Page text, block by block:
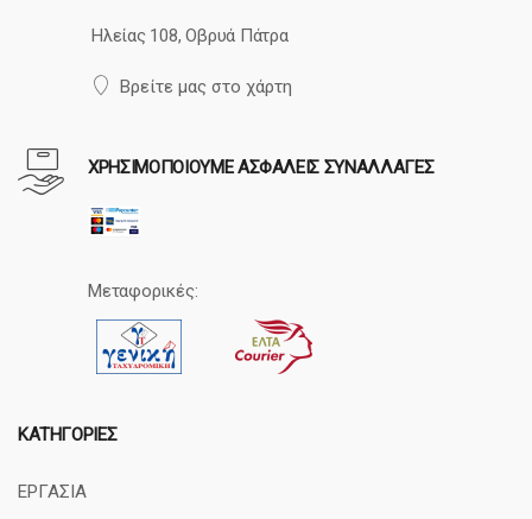
Ηλείας 108, Οβρυά Πάτρα
Βρείτε μας στο χάρτη
ΧΡΗΣΙΜΟΠΟΙΟΥΜΕ ΑΣΦΑΛΕΙΣ ΣΥΝΑΛΛΑΓΕΣ
Μεταφορικές:
ΚΑΤΗΓΟΡΊΕΣ
ΕΡΓΑΣΙΑ